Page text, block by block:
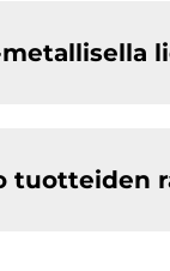
tuotteiden